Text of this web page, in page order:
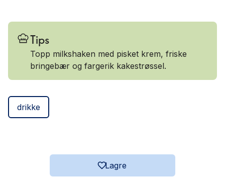
Tips
Topp milkshaken med pisket krem, friske
bringebær og fargerik kakestrøssel.
drikke
Lagre